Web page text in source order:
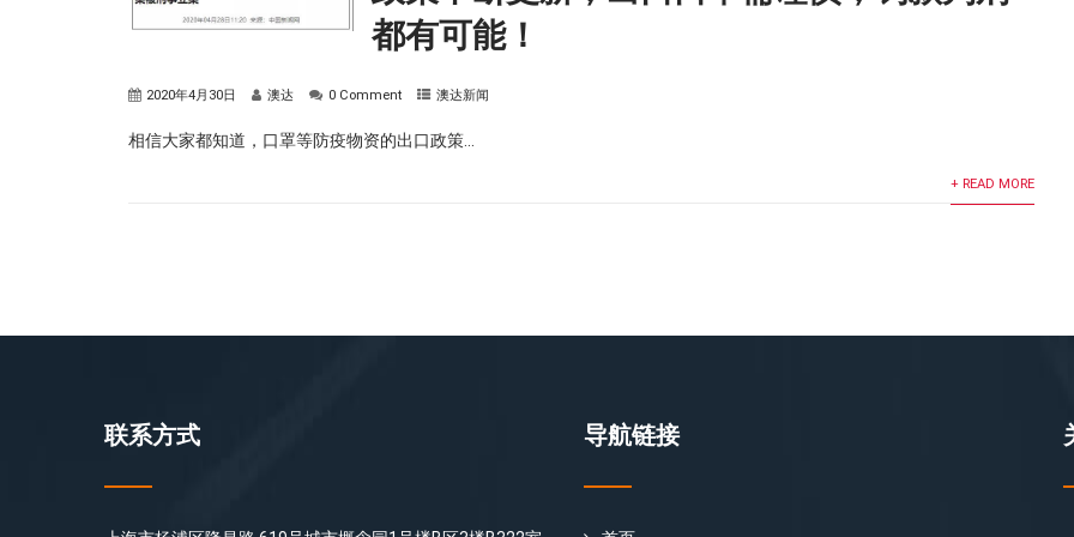
都有可能！
2020年4月30日 澳达 0 Comment 澳达新闻
相信大家都知道，口罩等防疫物资的出口政策...
+ READ MORE
联系方式 导航链接